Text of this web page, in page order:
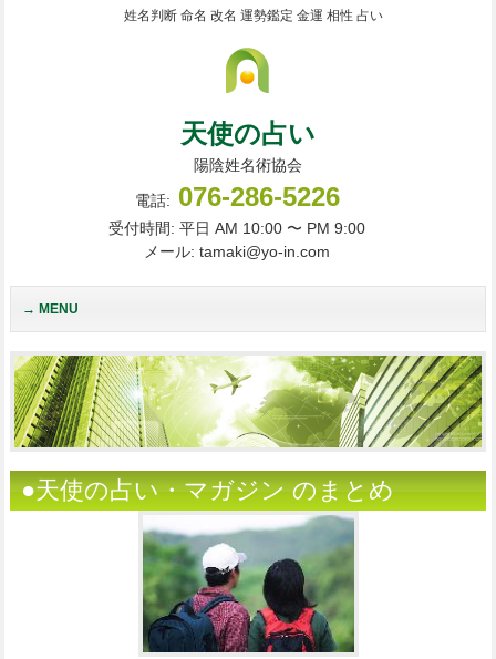
姓名判断 命名 改名 運勢鑑定 金運 相性 占い
天使の占い
陽陰姓名術協会
電話: 076-286-5226
受付時間: 平日 AM 10:00 〜 PM 9:00
メール: tamaki@yo-in.com
MENU
●天使の占い・マガジン のまとめ